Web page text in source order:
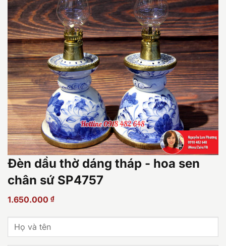
Đèn dầu thờ dáng tháp - hoa sen
chân sứ SP4757
1.650.000 ₫